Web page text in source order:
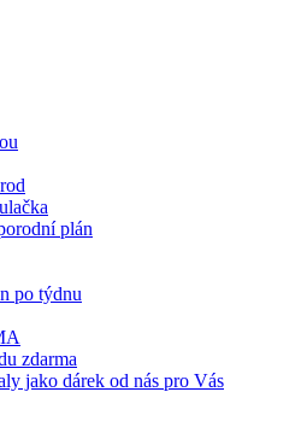
plán
po týdnu
zdarma
jako dárek od nás pro Vás